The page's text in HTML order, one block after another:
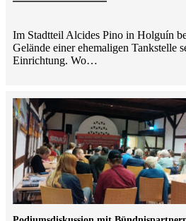
Im Stadtteil Alcides Pino in Holguín
Gelände einer ehemaligen Tankstelle
Einrichtung. Wo…